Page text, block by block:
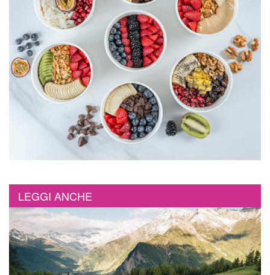
LEGGI ANCHE